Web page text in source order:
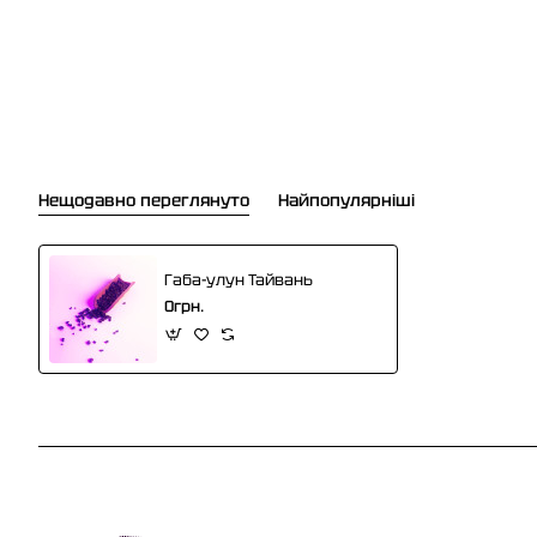
Нещодавно переглянуто Найпопулярніші
Габа-улун Тайвань
0грн.